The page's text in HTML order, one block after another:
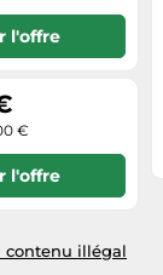
l'offre
€
l'offre
contenu illégal